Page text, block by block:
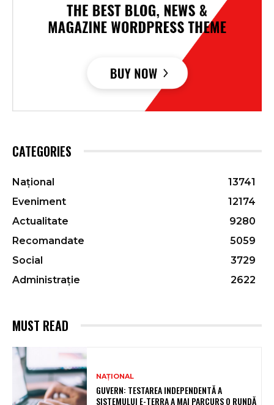
CATEGORIES
Național
13741
Eveniment
12174
Actualitate
9280
Recomandate
5059
Social
3729
Administrație
2622
MUST READ
NAȚIONAL
GUVERN: TESTAREA INDEPENDENTĂ A
SISTEMULUI E-TERRA A MAI PARCURS O RUNDĂ